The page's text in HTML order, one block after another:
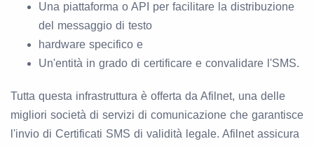
Una piattaforma o API per facilitare la distribuzione
del messaggio di testo
hardware specifico e
Un'entità in grado di certificare e convalidare l'SMS.
Tutta questa infrastruttura è offerta da Afilnet, una delle
migliori società di servizi di comunicazione che garantisce
l'invio di Certificati SMS di validità legale. Afilnet assicura